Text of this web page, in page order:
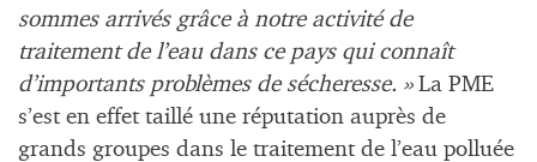
sommes arrivés grâce à notre activité de
traitement de l’eau dans ce pays qui connaît
d’importants problèmes de sécheresse. »La PME
s’est en effet taillé une réputation auprès de
grands groupes dans le traitement de l’eau polluée